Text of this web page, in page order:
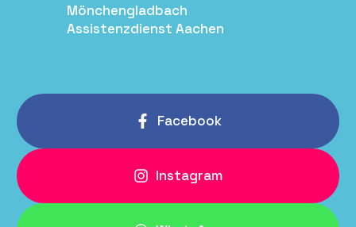
Mönchengladbach
Assistenzdienst Aachen
Facebook
Instagram